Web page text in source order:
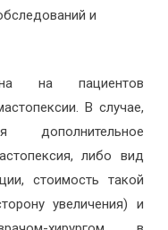
и
на пациентов
В случае,
дополнительное
либо вид
стоимость такой
увеличения) и